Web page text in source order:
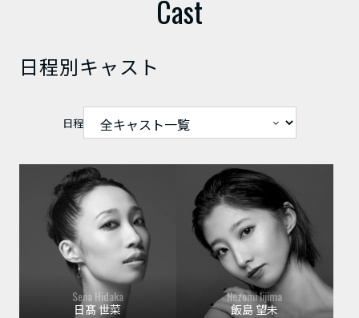
Cast
日程別キャスト
日程
Sena Hidaka
日髙 世菜
Nozomi Iijima
飯島 望未